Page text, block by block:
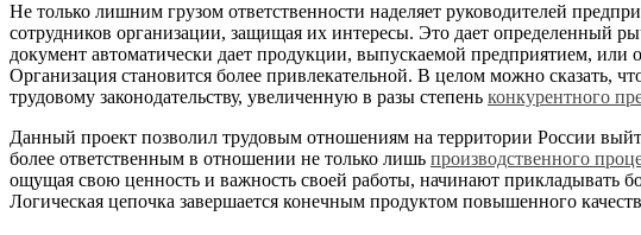
Не только лишним грузом ответственности наделяет руководителей
сотрудников организации, защищая их интересы. Это дает определенный
документ автоматически дает продукции, выпускаемой предприятием,
Организация становится более привлекательной. В целом можно сказать,
трудовому законодательству, увеличенную в разы степень конкурентного
Данный проект позволил трудовым отношениям на территории России
более ответственным в отношении не только лишь производственного
ощущая свою ценность и важность своей работы, начинают прикладывать
Логическая цепочка завершается конечным продуктом повышенного